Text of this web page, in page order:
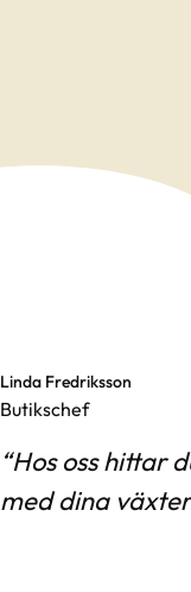
Linda Fredriksson
Butikschef
Hos oss hittar
med dina